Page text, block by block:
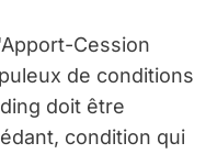
Cession
de conditions
doit être
condition qui